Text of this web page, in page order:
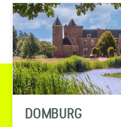
DOMBURG